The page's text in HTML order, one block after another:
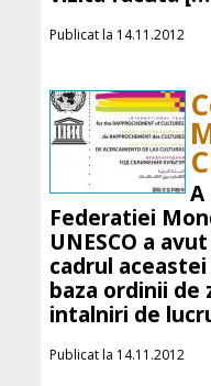
Publicat la 14.11.2012
A
Federatiei
UNESCO a
cadrul
baza ordinii
intalniri de
Publicat la 14.11.2012